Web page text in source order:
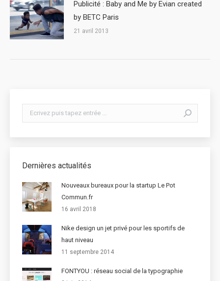
Publicité : Baby and Me by Evian created
by BETC Paris
21 avril 2013
Dernières actualités
Nouveaux bureaux pour la startup Le Pot
Commun.fr
16 avril 2018
Nike design un jet privé pour les sportifs de
haut niveau
11 septembre 2014
FONTYOU : réseau social de la typographie